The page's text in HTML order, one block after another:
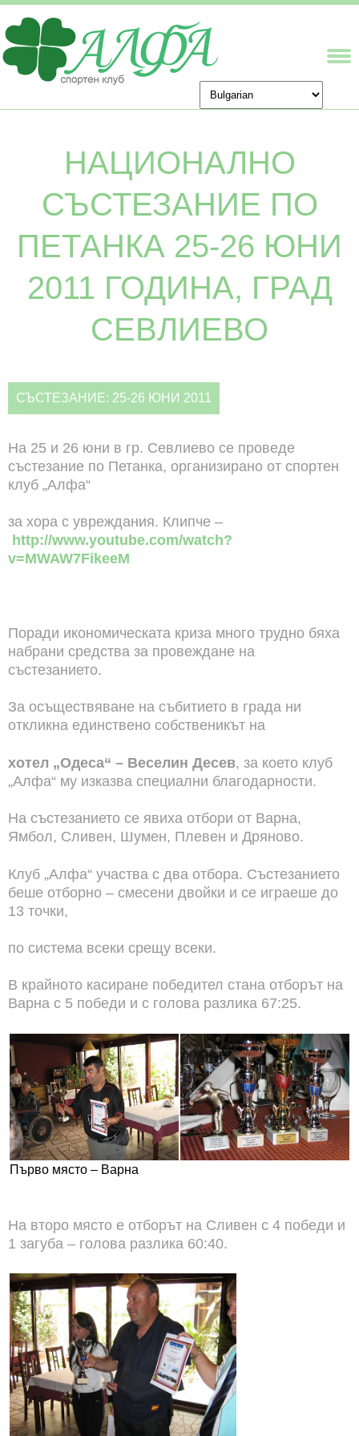
НАЦИОНАЛНО
СЪСТЕЗАНИЕ ПО
ПЕТАНКА 25-26 ЮНИ
2011 ГОДИНА, ГРАД
СЕВЛИЕВО
СЪСТЕЗАНИЕ: 25-26 ЮНИ 2011
На 25 и 26 юни в гр. Севлиево се проведе
състезание по Петанка, организирано от спортен
клуб „Алфа“
за хора с увреждания. Клипче –
http://www.youtube.com/watch?
v=MWAW7FikeeM
Поради икономическата криза много трудно бяха
набрани средства за провеждане на
състезанието.
За осъществяване на събитието в града ни
откликна единствено собственикът на
хотел „Одеса“ – Веселин Десев, за което клуб
„Алфа“ му изказва специални благодарности.
На състезанието се явиха отбори от Варна,
Ямбол, Сливен, Шумен, Плевен и Дряново.
Клуб „Алфа“ участва с два отбора. Състезанието
беше отборно – смесени двойки и се играеше до
13 точки,
по система всеки срещу всеки.
В крайното касиране победител стана отборът на
Варна с 5 победи и с голова разлика 67:25.
Първо място – Варна
На второ място е отборът на Сливен с 4 победи и
1 загуба – голова разлика 60:40.